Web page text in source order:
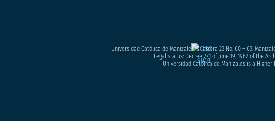
Universidad Católica de Manizales – Carrera 23 No. 60 – 63.
Legal status: Decree 271 of June 19, 1962 of the
Universidad Católica de Manizales is a